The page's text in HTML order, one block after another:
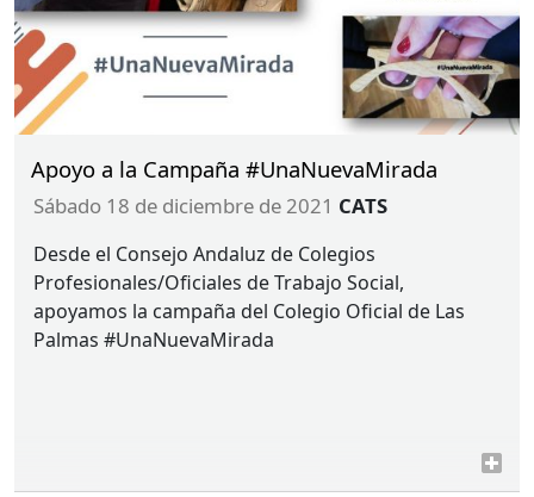
Apoyo a la Campaña #UnaNuevaMirada
sábado 18 de diciembre de 2021 CATS
Desde el Consejo Andaluz de Colegios
Profesionales/Oficiales de Trabajo Social,
apoyamos la campaña del Colegio Oficial de Las
Palmas #UnaNuevaMirada